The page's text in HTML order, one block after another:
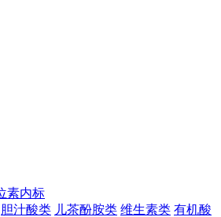
素内标
胆汁酸类 儿茶酚胺类 维生素类 有机酸